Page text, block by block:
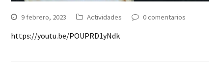
9 febrero, 2023 Actividades 0 comentarios
https://youtu.be/POUPRD1yNdk